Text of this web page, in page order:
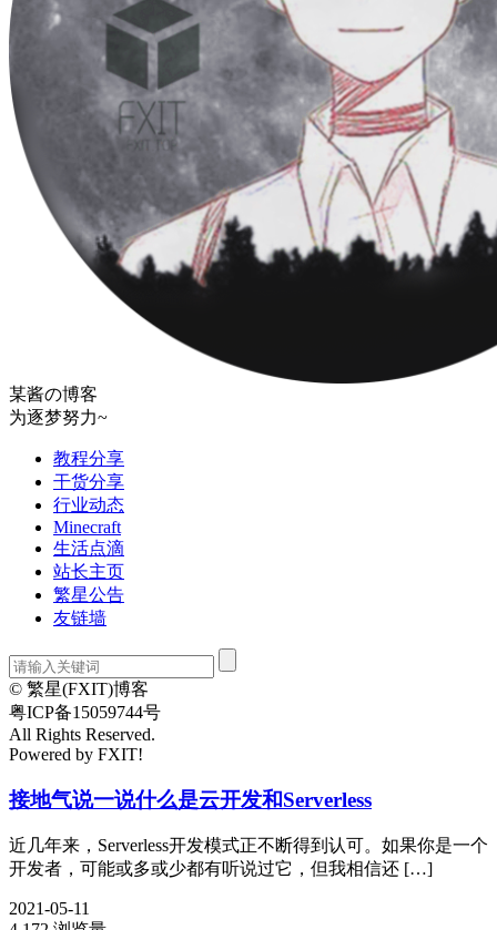
某酱の博客
为逐梦努力~
教程分享
干货分享
行业动态
Minecraft
生活点滴
站长主页
繁星公告
友链墙
© 繁星(FXIT)博客
粤ICP备15059744号
All Rights Reserved.
Powered by FXIT!
接地气说一说什么是云开发和Serverless
近几年来，Serverless开发模式正不断得到认可。如果你是一个
开发者，可能或多或少都有听说过它，但我相信还 […]
2021-05-11